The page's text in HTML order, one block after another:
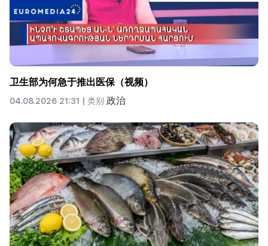
卫生部为何急于推出医保（视频）
04.08.2026 21:31 | 类别 政治